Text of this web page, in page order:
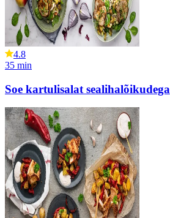
4.8
35 min
Soe kartulisalat sealihalõikudega